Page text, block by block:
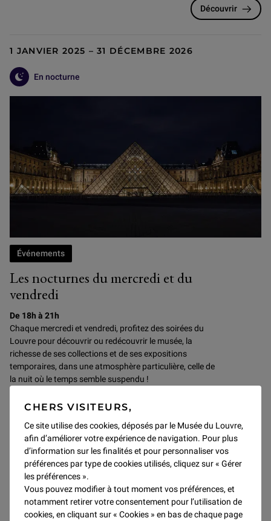
CHERS VISITEURS,
Ce site utilise des cookies, déposés par le Musée du Louvre,
afin d’améliorer votre expérience de navigation. Pour plus
d’information sur les finalités et pour personnaliser vos
préférences par type de cookies utilisés, cliquez sur « Gérer
les préférences ».
Vous pouvez modifier à tout moment vos préférences, et
notamment retirer votre consentement pour l’utilisation de
cookies, en cliquant sur « Cookies » en bas de chaque page
Découvrir
1 JANVIER 2025 – 31 DÉCEMBRE 2026
En nocturne
Les nocturnes du mercredi et du
vendredi
Événements
De 18h à 21h
Chaque mercredi et vendredi, profitez des soirées du
Louvre pourdécouvrir ou redécouvrir le musée, la
richesse de ses collections et de ses expositions
temporaires, dans une atmosphère particulière, celle de
la nuit où le temps semble suspendu !
SAMEDI ET DIMANCHE